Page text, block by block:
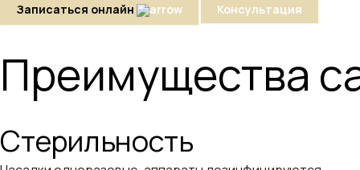
Записаться онлайн Консультация
Преимущества
Стерильность